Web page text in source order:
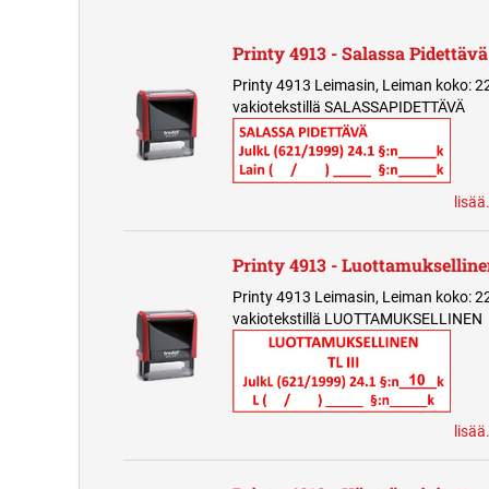
Printy 4913 - Salassa Pidettävä
Printy 4913 Leimasin, Leiman koko:
vakiotekstillä SALASSAPIDETTÄVÄ
Printy 4913 -
Printy 4913 Leimasin, Leiman koko:
vakiotekstillä LUOTTAMUKSELLINEN